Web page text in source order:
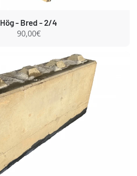
Hög - Bred - 2/4
90,00€